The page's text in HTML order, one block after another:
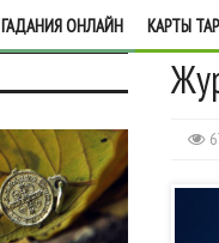
ГАДАНИЯ ОНЛАЙН КАРТЫ